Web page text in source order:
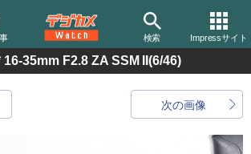
検索 Impressサイト
35mm F2.8 ZA SSM II(6/46)
次の画像